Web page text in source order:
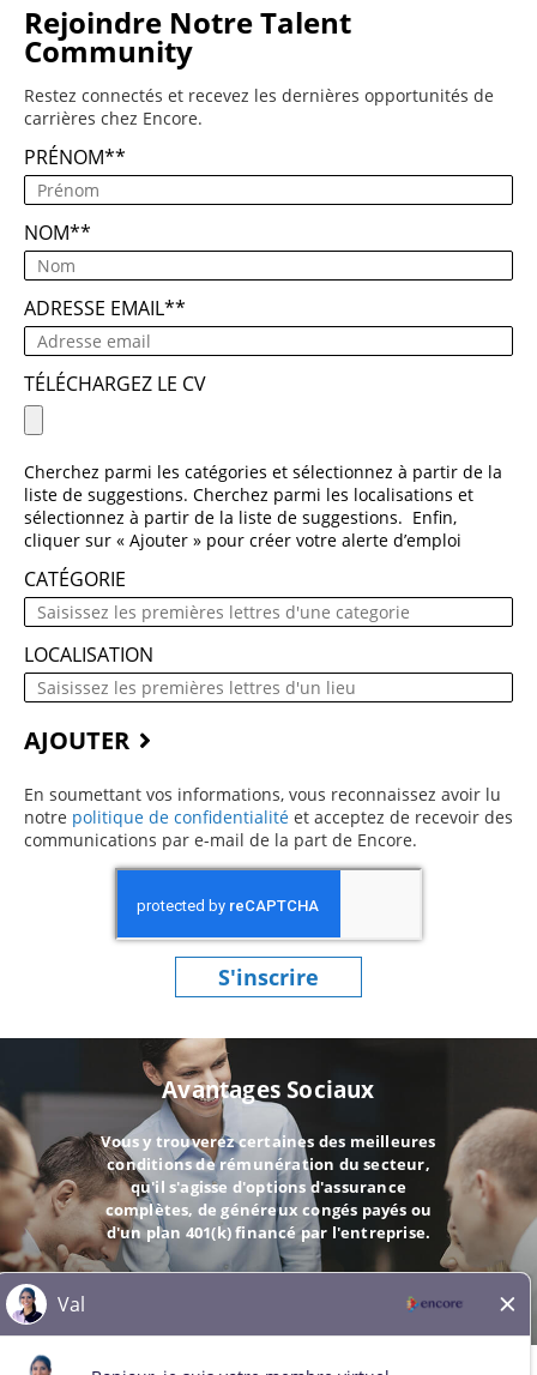
Rejoindre Notre Talent
Community
Restez connectés et recevez les dernières opportunités de
carrières chez Encore.
PRÉNOM*
NOM*
ADRESSE EMAIL*
TÉLÉCHARGEZ LE CV
Cherchez parmi les catégories et sélectionnez à partir de la
liste de suggestions. Cherchez parmi les localisations et
sélectionnez à partir de la liste de suggestions. Enfin,
cliquer sur « Ajouter » pour créer votre alerte d’emploi
CATÉGORIE
LOCALISATION
AJOUTER
En soumettant vos informations, vous reconnaissez avoir lu
notre politique de confidentialité (ce contenu s’ouvre dans
et acceptez de recevoir des
communications par e-mail de la part de Encore.
S'inscrire
Avantages Sociaux
Vous y trouverez certaines des meilleures
conditions de rémunération du secteur,
qu'il s'agisse d'options d'assurance
complètes, de généreux congés payés ou
d'un plan 401(k) financé par l'entreprise.